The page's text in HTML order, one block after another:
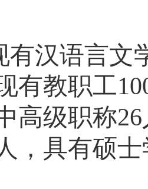
有汉语言文
有教职工
高级职称
，具有硕